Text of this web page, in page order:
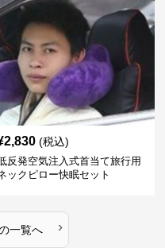
2,830 (税込)
反発空気注入式首当て旅行用
ックピロー快眠セット
一覧へ ›